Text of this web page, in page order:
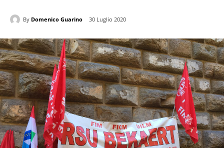
By Domenico Guarino 30 Luglio 2020